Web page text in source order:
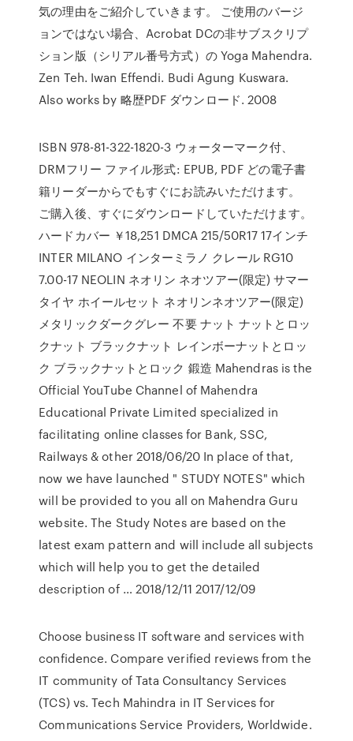
気の理由をご紹介していきます。 ご使用のバージ
ョンではない場合、Acrobat DCの非サブスクリプ
ション版（シリアル番号方式）の Yoga Mahendra.
Zen Teh. Iwan Effendi. Budi Agung Kuswara.
Also works by 略歴PDF ダウンロード. 2008
ISBN 978-81-322-1820-3 ウォーターマーク付、
DRMフリー ファイル形式: EPUB, PDF どの電子書
籍リーダーからでもすぐにお読みいただけます。
ご購入後、すぐにダウンロードしていただけます。
ハードカバー ￥18,251 DMCA 215/50R17 17インチ
INTER MILANO インターミラノ クレール RG10
7.00-17 NEOLIN ネオリン ネオツアー(限定) サマー
タイヤ ホイールセット ネオリンネオツアー(限定)
メタリックダークグレー 不要 ナット ナットとロッ
クナット ブラックナット レインボーナットとロッ
ク ブラックナットとロック 鍛造 Mahendras is the
Official YouTube Channel of Mahendra
Educational Private Limited specialized in
facilitating online classes for Bank, SSC,
Railways & other 2018/06/20 In place of that,
now we have launched " STUDY NOTES" which
will be provided to you all on Mahendra Guru
website. The Study Notes are based on the
latest exam pattern and will include all subjects
which will help you to get the detailed
description of … 2018/12/11 2017/12/09
Choose business IT software and services with
confidence. Compare verified reviews from the
IT community of Tata Consultancy Services
(TCS) vs. Tech Mahindra in IT Services for
Communications Service Providers, Worldwide.